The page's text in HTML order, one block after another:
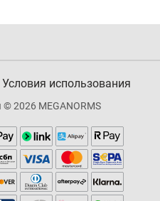
Условия использования
2026 MEGANORMS